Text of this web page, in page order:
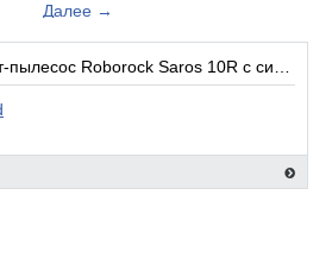
квартир с животными. Моющая часть с
которые автоматически очищаются
очистку контейнера и уход за
кто хочет максимально
уборки.
Далее →